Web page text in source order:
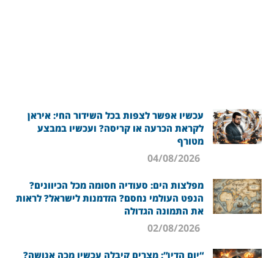
עכשיו אפשר לצפות בכל השידור החי: איראן
לקראת הכרעה או קריסה? ועכשיו במבצע
מטורף
מפלצות הים: סעודיה חסומה מכל הכיוונים?
הנפט העולמי נחסם? הזדמנות לישראל? לראות
את התמונה הגדולה
“יום הדין”: מצרים קיבלה עכשיו מכה אנושה?